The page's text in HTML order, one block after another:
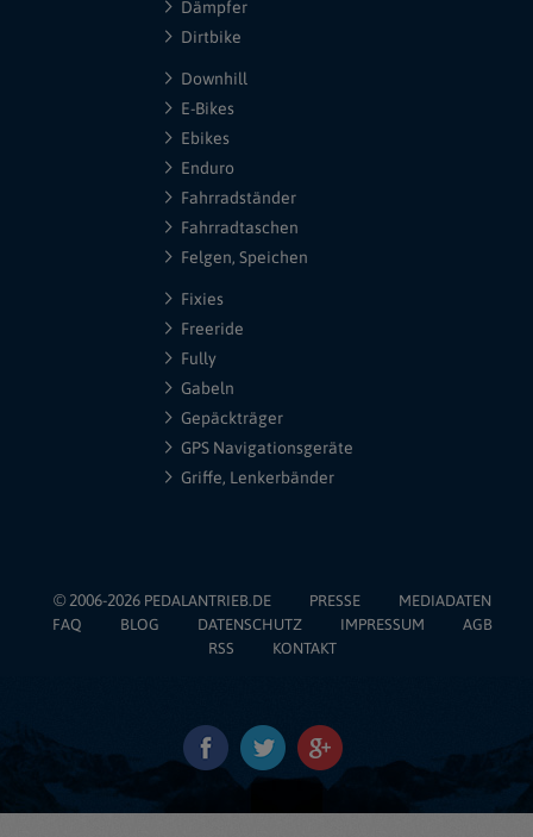
Dämpfer
Dirtbike
Downhill
E-Bikes
Ebikes
Enduro
Fahrradständer
Fahrradtaschen
Felgen, Speichen
Fixies
Freeride
Fully
Gabeln
Gepäckträger
GPS Navigationsgeräte
Griffe, Lenkerbänder
© 2006-2026 PEDALANTRIEB.DE PRESSE
MEDIADATEN
FAQ
BLOG DATENSCHUTZ IMPRESSUM
AGB
RSS
KONTAKT